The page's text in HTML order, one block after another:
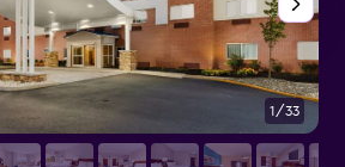
1/33